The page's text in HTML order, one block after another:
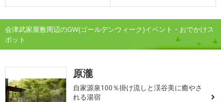
会津武家屋敷周辺のGW(ゴールデンウィーク)イベント・おでかけス
ポット
原瀧
自家源泉100％掛け流しと渓谷美に癒やさ
れる湯宿